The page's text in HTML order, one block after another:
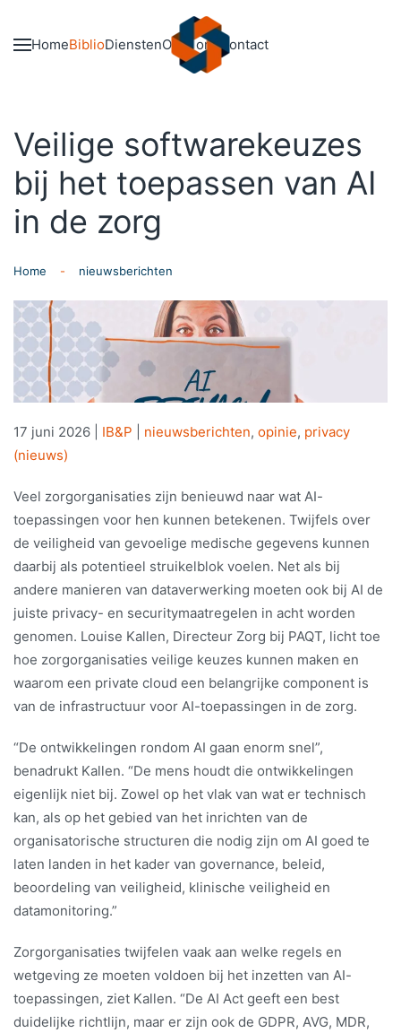
Skip to main content
HomeBiblioDienstenOver onsContact
Veilige softwarekeuzes
bij het toepassen van AI
in de zorg
Home nieuwsberichten
17 juni 2026 IB&P nieuwsberichten, opinie, privacy
(nieuws)
Veel zorgorganisaties zijn benieuwd naar wat AI-
toepassingen voor hen kunnen betekenen. Twijfels over
de veiligheid van gevoelige medische gegevens kunnen
daarbij als potentieel struikelblok voelen. Net als bij
andere manieren van dataverwerking moeten ook bij AI de
juiste privacy- en securitymaatregelen in acht worden
genomen. Louise Kallen, Directeur Zorg bij PAQT, licht toe
hoe zorgorganisaties veilige keuzes kunnen maken en
waarom een private cloud een belangrijke component is
van de infrastructuur voor AI-toepassingen in de zorg.
“De ontwikkelingen rondom AI gaan enorm snel”,
benadrukt Kallen. “De mens houdt die ontwikkelingen
eigenlijk niet bij. Zowel op het vlak van wat er technisch
kan, als op het gebied van het inrichten van de
organisatorische structuren die nodig zijn om AI goed te
laten landen in het kader van governance, beleid,
beoordeling van veiligheid, klinische veiligheid en
datamonitoring.”
Zorgorganisaties twijfelen vaak aan welke regels en
wetgeving ze moeten voldoen bij het inzetten van AI-
toepassingen, ziet Kallen. “De AI Act geeft een best
duidelijke richtlijn, maar er zijn ook de GDPR, AVG, MDR,